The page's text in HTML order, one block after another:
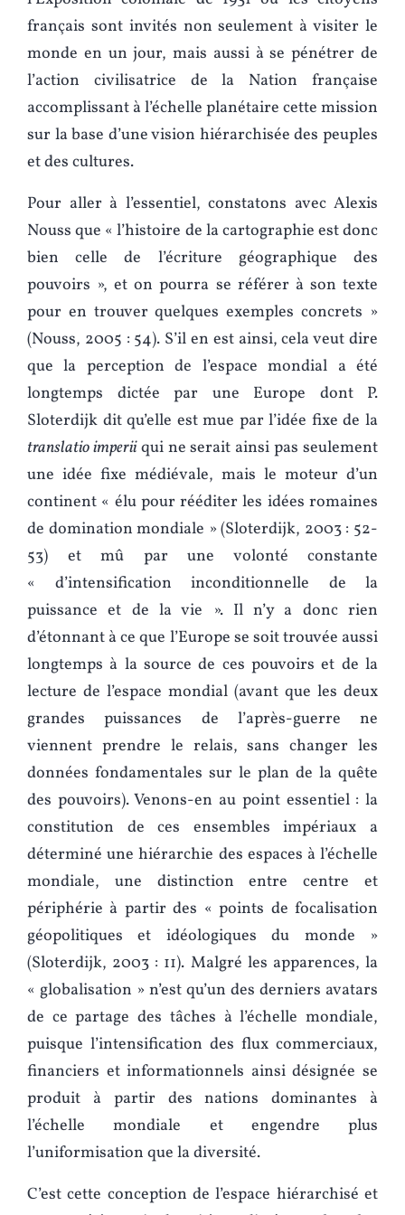
français sont invités non seulement à visiter le
monde en un jour, mais aussi à se pénétrer de
l’action civilisatrice de la Nation française
accomplissant à l’échelle planétaire cette mission
sur la base d’une vision hiérarchisée des peuples
et des cultures.
Pour aller à l’essentiel, constatons avec Alexis
Nouss que « l’histoire de la cartographie est donc
bien celle de l’écriture géographique des
pouvoirs », et on pourra se référer à son texte
pour en trouver quelques exemples concrets »
(Nouss, 2005 : 54). S’il en est ainsi, cela veut dire
que la perception de l’espace mondial a été
longtemps dictée par une Europe dont P.
Sloterdijk dit qu’elle est mue par l’idée fixe de la
translatio imperiiqui ne serait ainsi pas seulement
une idée fixe médiévale, mais le moteur d’un
continent « élu pour rééditer les idées romaines
de domination mondiale » (Sloterdijk, 2003 : 52-
53) et mû par une volonté constante
« d’intensification inconditionnelle de la
puissance et de la vie ». Il n’y a donc rien
d’étonnant à ce que l’Europe se soit trouvée aussi
longtemps à la source de ces pouvoirs et de la
lecture de l’espace mondial (avant que les deux
grandes puissances de l’après-guerre ne
viennent prendre le relais, sans changer les
données fondamentales sur le plan de la quête
des pouvoirs). Venons-en au point essentiel : la
constitution de ces ensembles impériaux a
déterminé une hiérarchie des espaces à l’échelle
mondiale, une distinction entre centre et
périphérie à partir des « points de focalisation
géopolitiques et idéologiques du monde »
(Sloterdijk, 2003 : 11). Malgré les apparences, la
« globalisation » n’est qu’un des derniers avatars
de ce partage des tâches à l’échelle mondiale,
puisque l’intensification des flux commerciaux,
financiers et informationnels ainsi désignée se
produit à partir des nations dominantes à
l’échelle mondiale et engendre plus
l’uniformisation que la diversité.
C’est cette conception de l’espace hiérarchisé et